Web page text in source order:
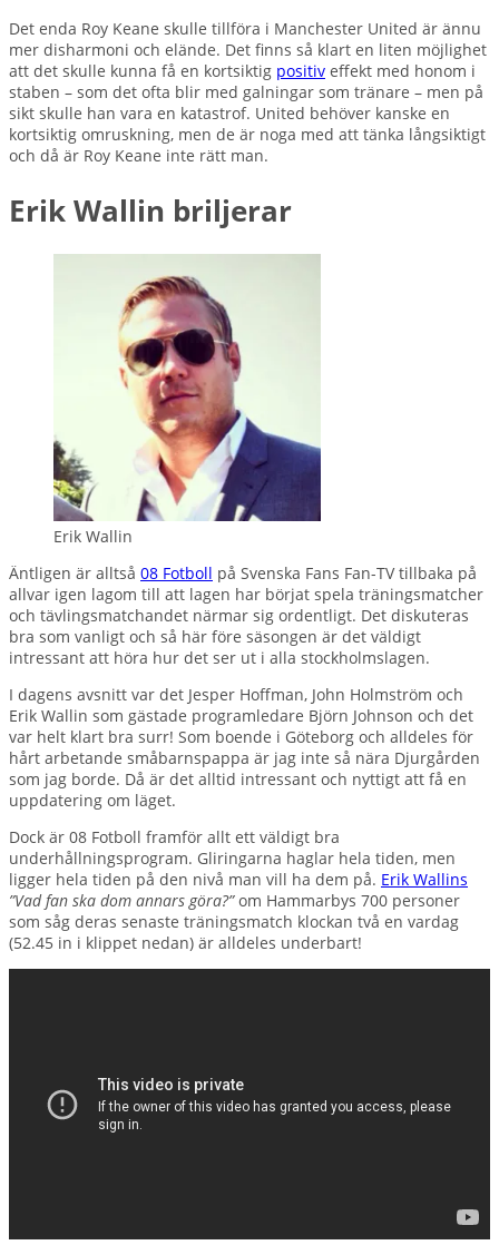
Det enda Roy Keane skulle tillföra i Manchester United är ännu
mer disharmoni och elände. Det finns så klart en liten möjlighet
att det skulle kunna få en kortsiktig positiv effekt med honom i
staben – som det ofta blir med galningar som tränare – men på
sikt skulle han vara en katastrof. United behöver kanske en
kortsiktig omruskning, men de är noga med att tänka långsiktigt
och då är Roy Keane inte rätt man.
Erik Wallin briljerar
Erik Wallin
Äntligen är alltså 08 Fotboll på Svenska Fans Fan-TV tillbaka på
allvar igen lagom till att lagen har börjat spela träningsmatcher
och tävlingsmatchandet närmar sig ordentligt. Det diskuteras
bra som vanligt och så här före säsongen är det väldigt
intressant att höra hur det ser ut i alla stockholmslagen.
I dagens avsnitt var det Jesper Hoffman, John Holmström och
Erik Wallin som gästade programledare Björn Johnson och det
var helt klart bra surr! Som boende i Göteborg och alldeles för
hårt arbetande småbarnspappa är jag inte så nära Djurgården
som jag borde. Då är det alltid intressant och nyttigt att få en
uppdatering om läget.
Dock är 08 Fotboll framför allt ett väldigt bra
underhållningsprogram. Gliringarna haglar hela tiden, men
ligger hela tiden på den nivå man vill ha dem på. Erik Wallins
”Vad fan ska dom annars göra?”om Hammarbys 700 personer
som såg deras senaste träningsmatch klockan två en vardag
(52.45 in i klippet nedan) är alldeles underbart!